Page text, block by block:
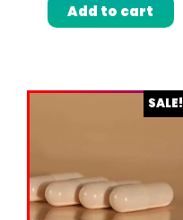
Add to cart
SALE!